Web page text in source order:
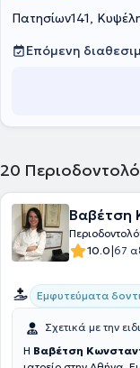
Πατησίων141,
Επόμενη
20
Βαβέτση
10.0|67
Εμφυτεύματα
Σχετικά με την
H Βαβέτση